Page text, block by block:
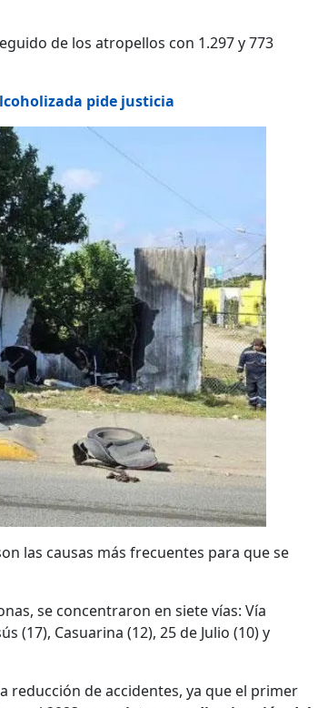
de los atropellos con 1.297 y 773
pide justicia
las causas más frecuentes para que se
se concentraron en siete vías: Vía
(17), Casuarina (12), 25 de Julio (10) y
reducción de accidentes, ya que el primer